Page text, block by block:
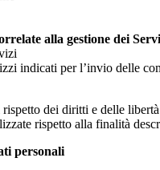
alla gestione dei
indicati per l’invio delle
dei diritti e delle
rispetto alla finalità
personali